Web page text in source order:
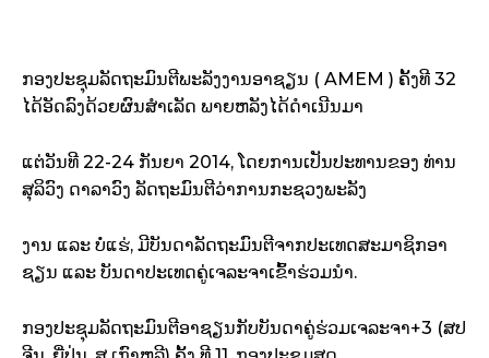
ກອງປະຊຸມລັດຖະມົນຕີພະລັງງານອາຊຽນ ( AMEM ) ຄັ້ງທີ 32
ໄດ້ອັດລົງດ້ວຍຜົນສຳເລັດ ພາຍຫລັງໄດ້ດຳເນີນມາ​
ແຕ່ວັນທີ 22-24 ກັນຍາ 2014, ໂດຍການເປັນປະທານຂອງ ທ່ານ
ສຸລິວົງ ດາລາວົງ ລັດຖະມົນຕີວ່າການກະຊວງພະລັງ
ງານ ແລະ ບໍ່ແຮ່, ມີບັນດາລັດຖະມົນຕີຈາກປະເທດສະມາຊິກອາ
ຊຽນ ແລະ ບັນດາປະເທດຄູ່ເຈລະຈາເຂົ້າຮ່ວມນຳ.
ກອງປະຊຸມລັດຖະມົນຕີອາຊຽນກັບບັນດາຄູ່ຮ່ວມເຈລະຈາ+3 (ສປ